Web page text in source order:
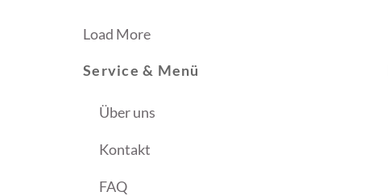
Load More
Service & Menü
Über uns
Kontakt
FAQ